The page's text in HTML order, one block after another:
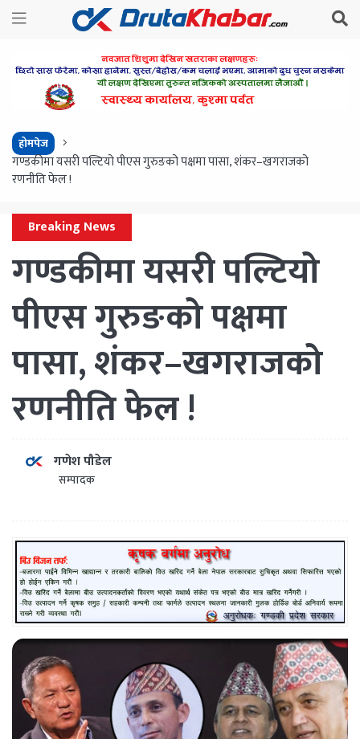
होमपेज
गण्डकीमा यसरी पल्टियो पीएस गुरुङको पक्षमा पासा, शंकर–खगराजको
रणनीति फेल !
Breaking News
गण्डकीमा यसरी पल्टियो
पीएस गुरुङको पक्षमा
पासा, शंकर–खगराजको
रणनीति फेल !
गणेश पौडेल
सम्पादक